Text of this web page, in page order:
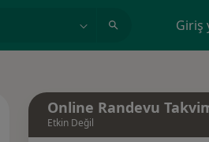
Giriş
Online Randevu
Etkin Değil